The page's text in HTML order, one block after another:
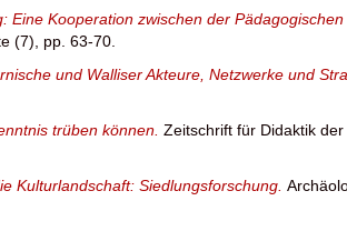
Kooperation zwischen der
(7), pp. 63-70.
und Walliser Akteure, Netzwerke und
trüben können. Zeitschrift für Didaktik
Kulturlandschaft: Siedlungsforschung.